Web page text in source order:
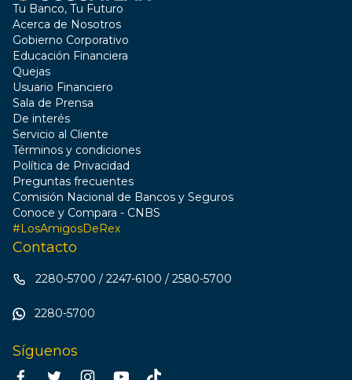
Tu Banco, Tu Futuro
Acerca de Nosotros
Gobierno Corporativo
Educación Financiera
Quejas
Usuario Financiero
Sala de Prensa
De interés
Servicio al Cliente
Términos y condiciones
Política de Privacidad
Preguntas frecuentes
Comisión Nacional de Bancos y Seguros
Conoce y Compara - CNBS
#LosAmigosDeRex
Contacto
2280-5700 / 2247-6100 / 2580-5700
2280-5700
Síguenos